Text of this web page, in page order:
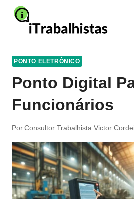
Pular
para
PONTO ELETRÔNICO
Ponto Digital
Funcionários
Por Consultor Trabalhista Victor